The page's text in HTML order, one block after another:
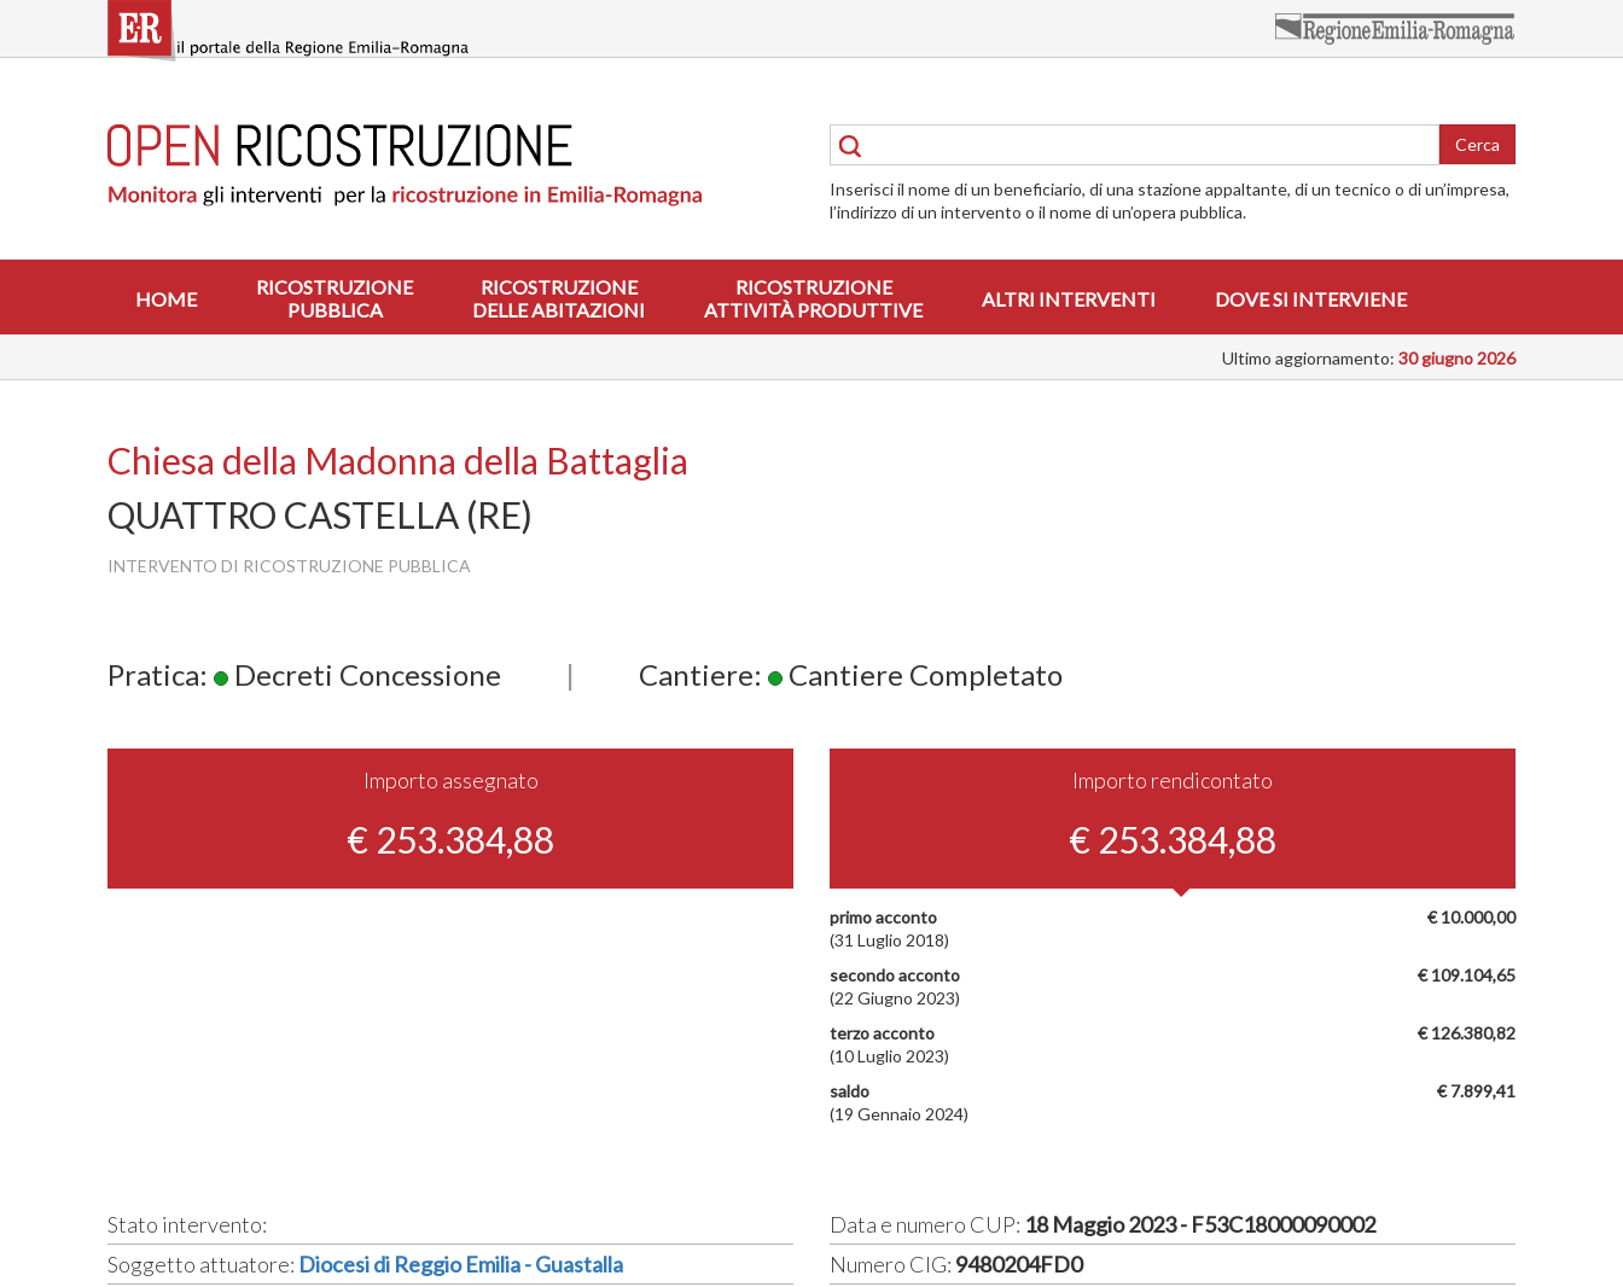
contenuto
RICOSTRUZIONE
PUBBLICA
ABITAZIONI
RICOSTRUZIONE
ATTIVITÀ
INTERVIENE
Cerca
Inserisci il nome di un beneficiario, di una stazione appaltante, di un tecnico o di un’impresa,
l’indirizzo di un intervento o il nome di un’opera pubblica.
HOME
RICOSTRUZIONE
PUBBLICA
RICOSTRUZIONE
DELLE ABITAZIONI
RICOSTRUZIONE
ATTIVITÀ PRODUTTIVE
ALTRI INTERVENTI DOVE SI INTERVIENE
Ultimo aggiornamento: 30 giugno 2026
Chiesa della Madonna della Battaglia
QUATTRO CASTELLA (RE)
INTERVENTO DI RICOSTRUZIONE PUBBLICA
Pratica: Decreti Concessione | Cantiere: Cantiere Completato
Importo assegnato
€ 253.384,88
Importo rendicontato
€ 253.384,88
€ 10.000,00
primo acconto
(31 Luglio 2018)
€ 109.104,65
secondo acconto
(22 Giugno 2023)
€ 126.380,82
terzo acconto
(10 Luglio 2023)
€ 7.899,41
saldo
(19 Gennaio 2024)
Stato intervento:
Soggetto attuatore: Diocesi di Reggio Emilia - Guastalla
Data e numero CUP: 18 Maggio 2023 - F53C18000090002
Numero CIG: 9480204FD0